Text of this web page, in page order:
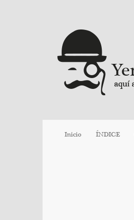
Inicio ÍNDICE